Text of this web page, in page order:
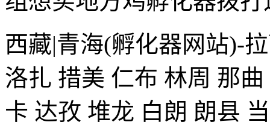
西藏|青海(孵化器网站)-
洛扎 措美 仁布 林周 那
卡 达孜 堆龙 白朗 朗县